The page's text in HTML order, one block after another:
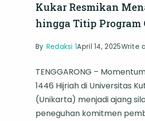
Kukar Resmikan
hingga Titip Program
By Redaksi 1April 14, 2025Write
TENGGARONG –
1446 Hijriah di Universitas
(Unikarta) menjadi ajang
peneguhan komitmen